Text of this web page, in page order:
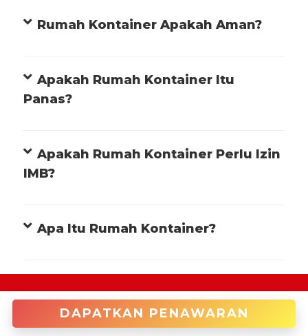
DAPATKAN PENAWARAN
Rumah Kontainer Apakah Aman?
Apakah Rumah Kontainer Itu
Panas?
Apakah Rumah Kontainer Perlu Izin
IMB?
Apa Itu Rumah Kontainer?
+622122946966 (Cakung)
enquiries@tradecorp.co.id